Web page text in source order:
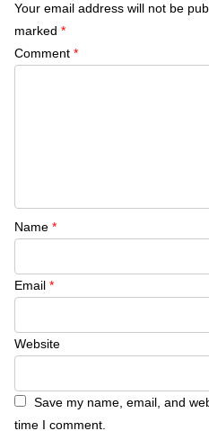
Your email address will not be
marked *
Comment *
Name *
Email *
Website
Save my name, email, and
time I comment.